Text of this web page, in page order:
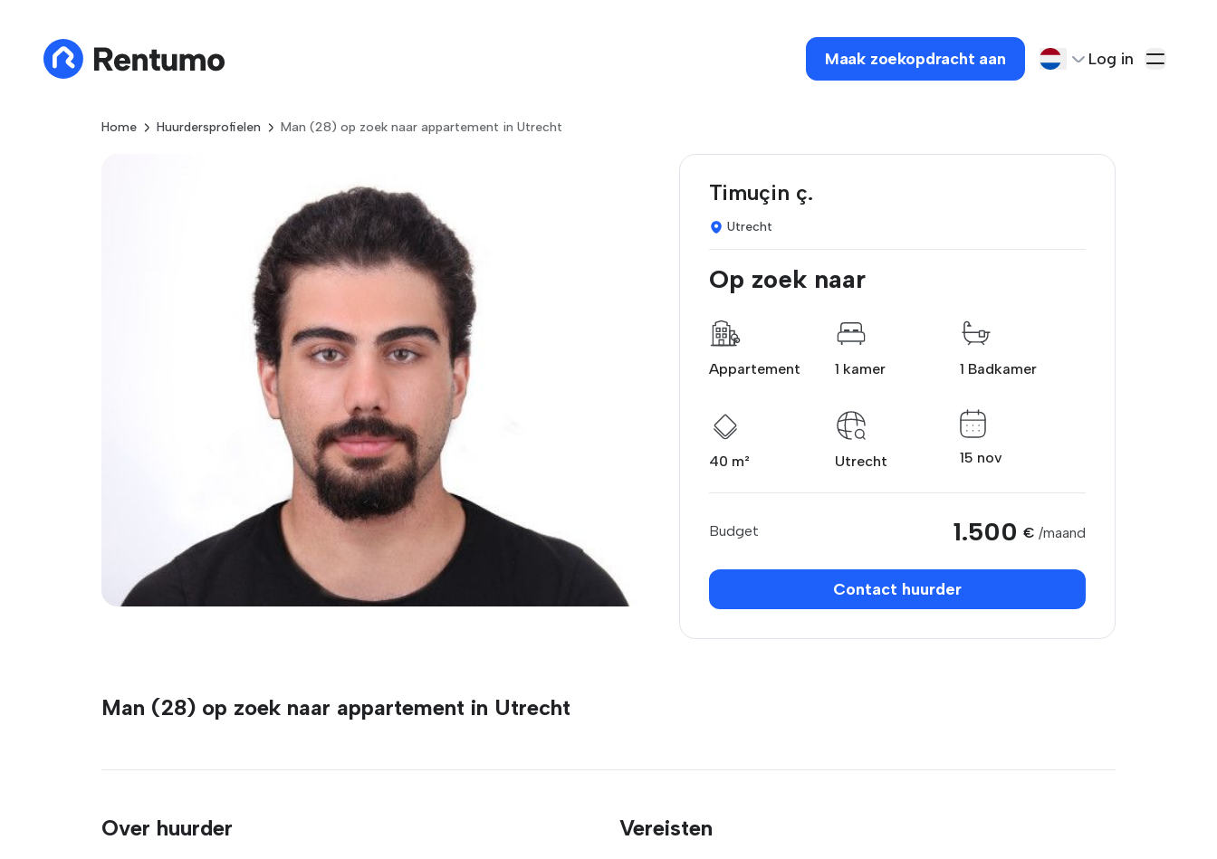
Maak zoekopdracht aan Log in
Home Huurdersprofielen Man (28) op zoek naar appartement in Utrecht
Timuçin ç.
Utrecht
Op zoek naar
Appartement 1 kamer 1 Badkamer
40 m² Utrecht 15 nov
Budget 1.500 € /maand
Contact huurder
Man (28) op zoek naar appartement in Utrecht
Over huurder Vereisten